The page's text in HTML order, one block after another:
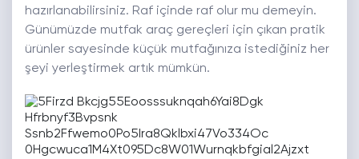
hazırlanabilirsiniz. Raf içinde raf olur mu demeyin.
Günümüzde mutfak araç gereçleri için çıkan pratik
ürünler sayesinde küçük mutfağınıza istediğiniz her
şeyi yerleştirmek artık mümkün.